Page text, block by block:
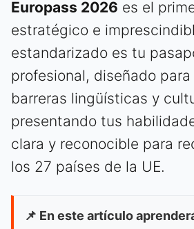
Europass 2026 es el
estratégico e
estandarizado es tu
profesional, diseñado
barreras lingüísticas y
presentando tus
clara y reconocible para
los 27 países de la UE.
📌 En este artículo